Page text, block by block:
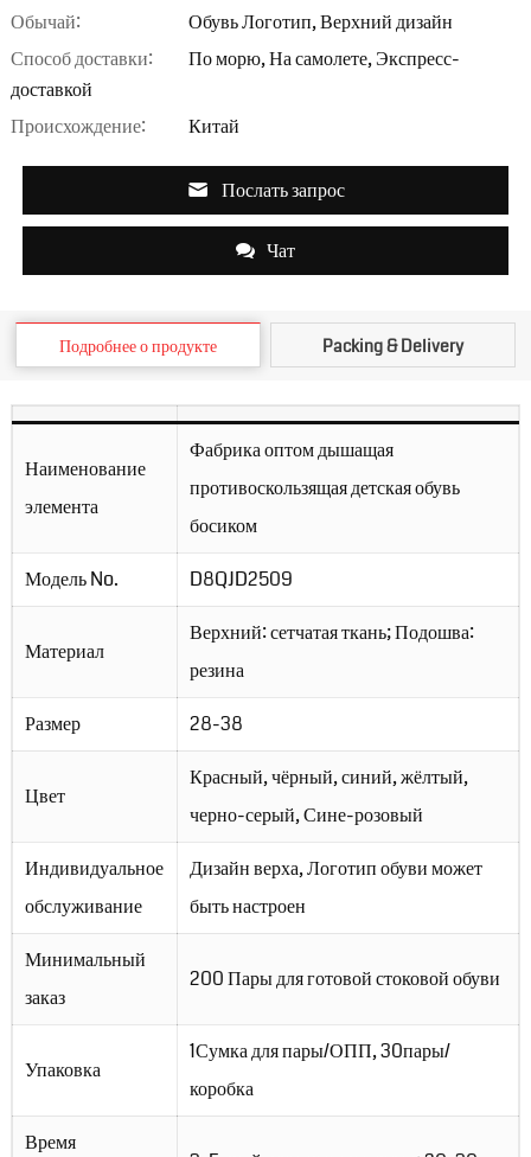
Обычай:
Обувь Логотип, Верхний дизайн
Способ доставки:
По морю, На самолете, Экспресс-
доставкой
Происхождение:
Китай
Послать запрос
Чат
Подробнее о продукте Packing & Delivery
Наименование
элемента
Фабрика оптом дышащая
противоскользящая детская обувь
босиком
Модель No.
D8QJD2509
Материал
Верхний: сетчатая ткань; Подошва:
резина
Размер
28-38
Цвет
Красный, чёрный, синий, жёлтый,
черно-серый, Сине-розовый
Индивидуальное
обслуживание
Дизайн верха, Логотип обуви может
быть настроен
Минимальный
заказ
200 Пары для готовой стоковой обуви
Упаковка
1Сумка для пары/ОПП, 30пары/
коробка
Время